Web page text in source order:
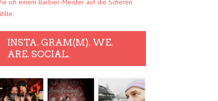
ich einem Barbier-Meister auf die Scheren
INSTA. GRAM(M). WE.
ARE. SOCIAL.